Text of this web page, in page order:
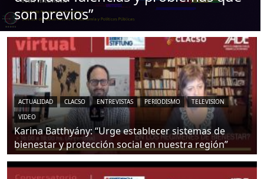
son previos”
ACTUALIDAD CLACSO ENTREVISTAS PERIODISMO
TELEVISION
VIDEO
Karina Batthyány: “Urge establecer sistemas de
bienestar y protección social en nuestra región”